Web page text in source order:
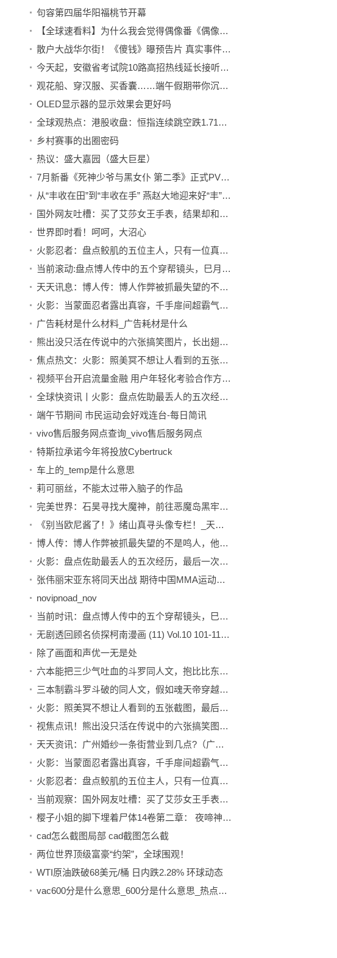
句容第四届华阳福桃节开幕
【全球速看料】为什么我会觉得偶像番《偶像大师 灰姑娘女孩 U149》好看？
散户大战华尔街！《傻钱》曝预告片 真实事件改编 焦点滚动
今天起，安徽省考试院10路高招热线延长接听时间！｜新闻早班车
观花船、穿汉服、买香囊……端午假期带你沉浸式夜游古镇
OLED显示器的显示效果会更好吗
全球观热点：港股收盘：恒指连续跳空跌1.71%，汽车、内房股板块遭重挫，正荣地产暴跌34%
乡村赛事的出圈密码
热议：盛大嘉园（盛大巨星）
7月新番《死神少爷与黑女仆 第二季》正式PV公开 时讯
从“丰收在田”到“丰收在手” 燕赵大地迎来好“丰”景 世界快看点
国外网友吐槽：买了艾莎女王手表，结果却和变形金刚一样功能
世界即时看！呵呵，大沼心
火影忍者：盘点鲛肌的五位主人，只有一位真正发挥了鲛肌的实力！
当前滚动:盘点博人传中的五个穿帮镜头，巳月这小眼神往哪瞄呢？
天天讯息：博人传：博人作弊被抓最失望的不是鸣人，他知道后整个人崩溃了！
火影：当蒙面忍者露出真容，千手扉间超霸气，而卡卡西帅气十足！|今日快看
广告耗材是什么材料_广告耗材是什么
熊出没只活在传说中的六张搞笑图片，长出翅膀的贝丝美若天使！ 观察
焦点热文：火影：照美冥不想让人看到的五张截图，最后一张太让人心疼！
视频平台开启流量金融 用户年轻化考验合作方风控能力 热点聚焦
全球快资讯丨火影：盘点佐助最丢人的五次经历，最后一次只有老粉丝才记得！
端午节期间 市民运动会好戏连台-每日简讯
vivo售后服务网点查询_vivo售后服务网点
特斯拉承诺今年将投放Cyber​​truck
车上的_temp是什么意思
莉可丽丝，不能太过带入脑子的作品
完美世界：石昊寻找大魔神，前往恶魔岛黑牢，上古真神出世了|环球新要闻
《别当欧尼酱了！》绪山真寻头像专栏！_天天视讯
博人传：博人作弊被抓最失望的不是鸣人，他知道后整个人崩溃了！ 世界报资讯
火影：盘点佐助最丢人的五次经历，最后一次只有老粉丝才记得！ 焦点
张伟丽宋亚东将同天出战 期待中国MMA运动新起点 全球动态
novipnoad_nov
当前时讯：盘点博人传中的五个穿帮镜头，巳月这小眼神往哪瞄呢？
无剧透回顾名侦探柯南漫画 (11) Vol.10 101-110话
除了画面和声优一无是处
六本能把三少气吐血的斗罗同人文，抱比比东大腿，做斗罗的海王 快看点
三本制霸斗罗斗破的同人文，假如魂天帝穿越到斗罗大陆会如何？|环球热讯
火影：照美冥不想让人看到的五张截图，最后一张太让人心疼！
视焦点讯！熊出没只活在传说中的六张搞笑图片，长出翅膀的贝丝美若天使！
天天资讯：广州婚纱一条街营业到几点?（广州婚纱街在哪里）
火影：当蒙面忍者露出真容，千手扉间超霸气，而卡卡西帅气十足！
火影忍者：盘点鲛肌的五位主人，只有一位真正发挥了鲛肌的实力！_每日讯息
当前观察：国外网友吐槽：买了艾莎女王手表，结果却和变形金刚一样功能
樱子小姐的脚下埋着尸体14卷第二章： 夜啼神猫头鹰为恶梦而歌04
cad怎么截图局部 cad截图怎么截
两位世界顶级富豪“约架”，全球围观！
WTI原油跌破68美元/桶 日内跌2.28% 环球动态
vac600分是什么意思_600分是什么意思_热点聚焦